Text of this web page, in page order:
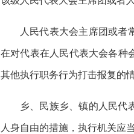
人民代表大会主席团或者
在对代表在人民代表大会各种
其他执行职务行为打击报复的
乡、民族乡、镇的人民代
人身自由的措施，执行机关应